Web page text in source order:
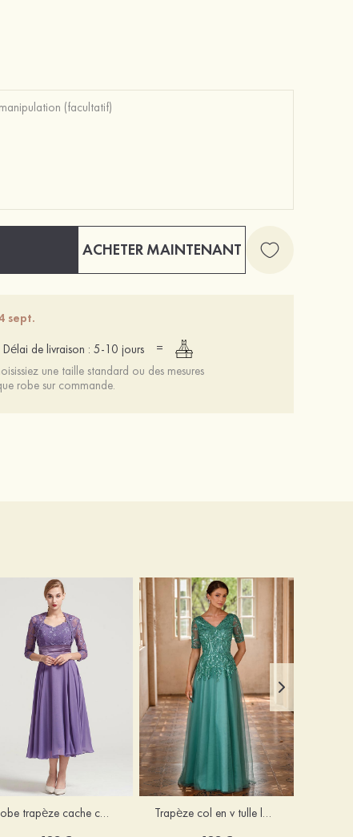
Basique luxueux cercle rond cuivre bracelets avec zircone cubique
12 € 63 €
ACHETER MAINTENANT
sept.
Délai de livraison : 5-10 jours
=
une taille standard ou des mesures
robe sur commande.
Robe trapèze cache cœur mousseline longueur mollet robe de mère de la mariée avec plissé veste Trapèze col en v tulle longueur ras du sol robe de mère de la mariée avec perles paillettes